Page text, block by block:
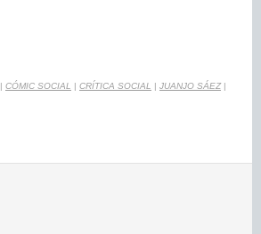
| CÓMIC SOCIAL | CRÍTICA SOCIAL | JUANJO SÁEZ|